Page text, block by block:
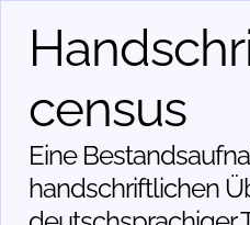
census
Eine
handschriftlichen